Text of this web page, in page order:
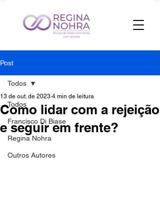
Post
Todos
Francisco Di Biase
Regina Nohra
Outros Autores
Todos
Como lidar com a rejeição
e seguir em frente?
13 de out. de 2023 4 min de leitura